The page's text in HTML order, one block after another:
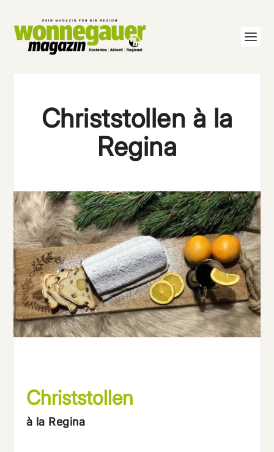
Christstollen à la
Regina
Christstollen
à la Regina